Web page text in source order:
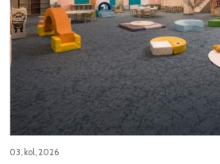
03, kol, 2026